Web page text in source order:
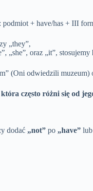
podmiot + have/has + III
„they”,
„she”, oraz „it”, stosujemy
(Oni odwiedzili muzeum)
często różni się od
dodać „not” po „have” lub